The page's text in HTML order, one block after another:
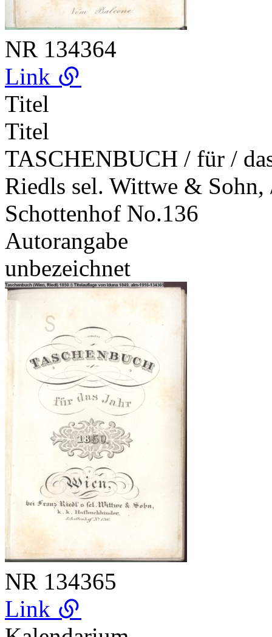
NR 134364
Link
Titel
Titel
TASCHENBUCH / für /
Riedls sel. Wittwe &
Schottenhof No.136
Autorangabe
unbezeichnet
NR 134365
Link